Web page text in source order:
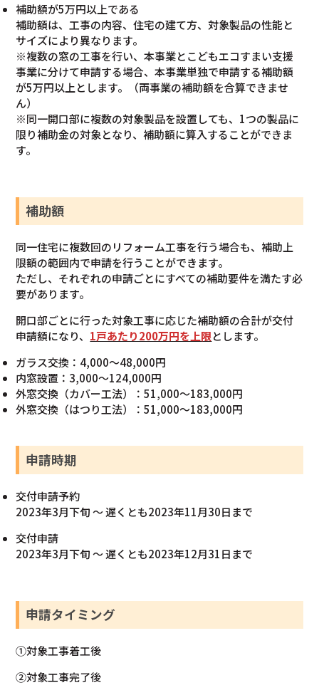
補助額が5万円以上である
補助額は、工事の内容、住宅の建て方、対象製品の性能と
サイズにより異なります。
※複数の窓の工事を行い、本事業とこどもエコすまい支援
事業に分けて申請する場合、本事業単独で申請する補助額
が5万円以上とします。（両事業の補助額を合算できませ
ん）
※同一開口部に複数の対象製品を設置しても、1つの製品に
限り補助金の対象となり、補助額に算入することができま
す。
補助額
同一住宅に複数回のリフォーム工事を行う場合も、補助上
限額の範囲内で申請を行うことができます。
ただし、それぞれの申請ごとにすべての補助要件を満たす必
要があります。
開口部ごとに行った対象工事に応じた補助額の合計が交付
申請額になり、 1戸あたり200万円を上限とします。
ガラス交換：4,000～48,000円
内窓設置：3,000～124,000円
外窓交換（カバー工法）：51,000～183,000円
外窓交換（はつり工法）：51,000～183,000円
申請時期
交付申請予約
2023年3月下旬 ～ 遅くとも2023年11月30日まで
交付申請
2023年3月下旬 ～ 遅くとも2023年12月31日まで
申請タイミング
①対象工事着工後
②対象工事完了後